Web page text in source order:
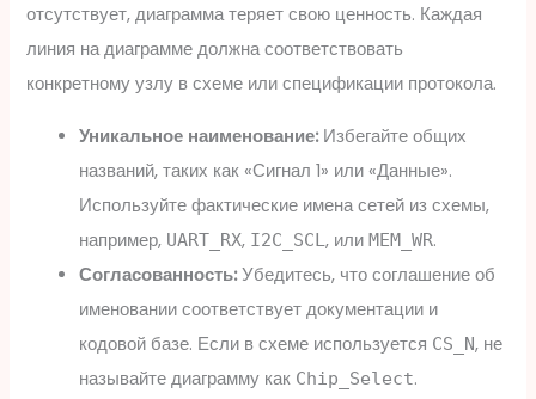
отсутствует, диаграмма теряет свою ценность. Каждая
линия на диаграмме должна соответствовать
конкретному узлу в схеме или спецификации протокола.
Уникальное наименование:Избегайте общих
названий, таких как «Сигнал 1» или «Данные».
Используйте фактические имена сетей из схемы,
например, UART_RX, I2C_SCL , илиMEM_WR.
Согласованность:Убедитесь, что соглашение об
именовании соответствует документации и
кодовой базе. Если в схеме используется CS_N, не
называйте диаграмму как Chip_Select.